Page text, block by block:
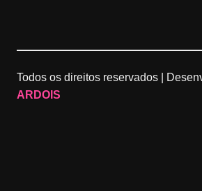
Todos os direitos reservados |
ARDOIS